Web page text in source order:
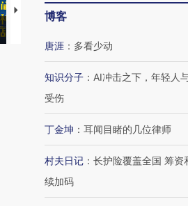
【推广】走进第四届链博
会，让数智科技“链”接产
博客
唐涯 ： 多看少动
知识分子 ： AI冲击之下，年轻人
受伤
丁金坤 ： 耳闻目睹的几位律师
村夫日记 ： 长护险覆盖全国 筹资
续加码